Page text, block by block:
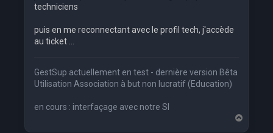
techniciens
puis en me reconnectant avec le profil tech, j'accède
au ticket ...
GestSup actuellement en test - dernière version Bêta
Utilisation Association à but non lucratif (Education)
en cours : interfaçage avec notre SI
a